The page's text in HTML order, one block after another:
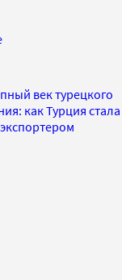
век турецкого
как Турция стала